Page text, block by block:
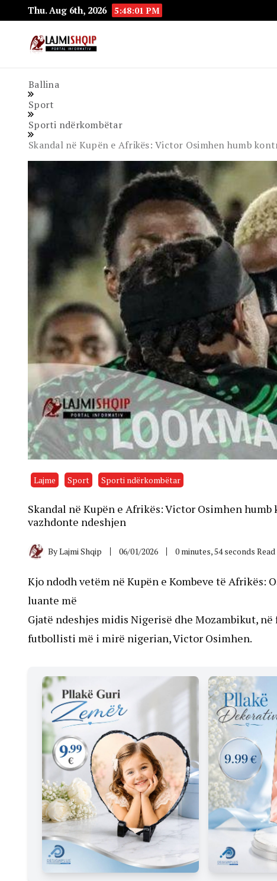
Thu. Aug 6th, 2026 5:48:02 PM
Ballina
Sport
Sporti ndërkombëtar
Skandal në Kupën e Afrikës: Victor Osimhen humb
Lajme Sport Sporti ndërkombëtar
Skandal në Kupën e Afrikës: Victor Osimhen
vazhdonte ndeshjen
ByLajmi Shqip 06/01/2026 0 minutes, 54 seconds Read
Kjo ndodh vetëm në Kupën e Kombeve të Afrikës:
luante më
Gjatë ndeshjes midis Nigerisë dhe Mozambikut,
futbollisti më i mirë nigerian, Victor Osimhen.